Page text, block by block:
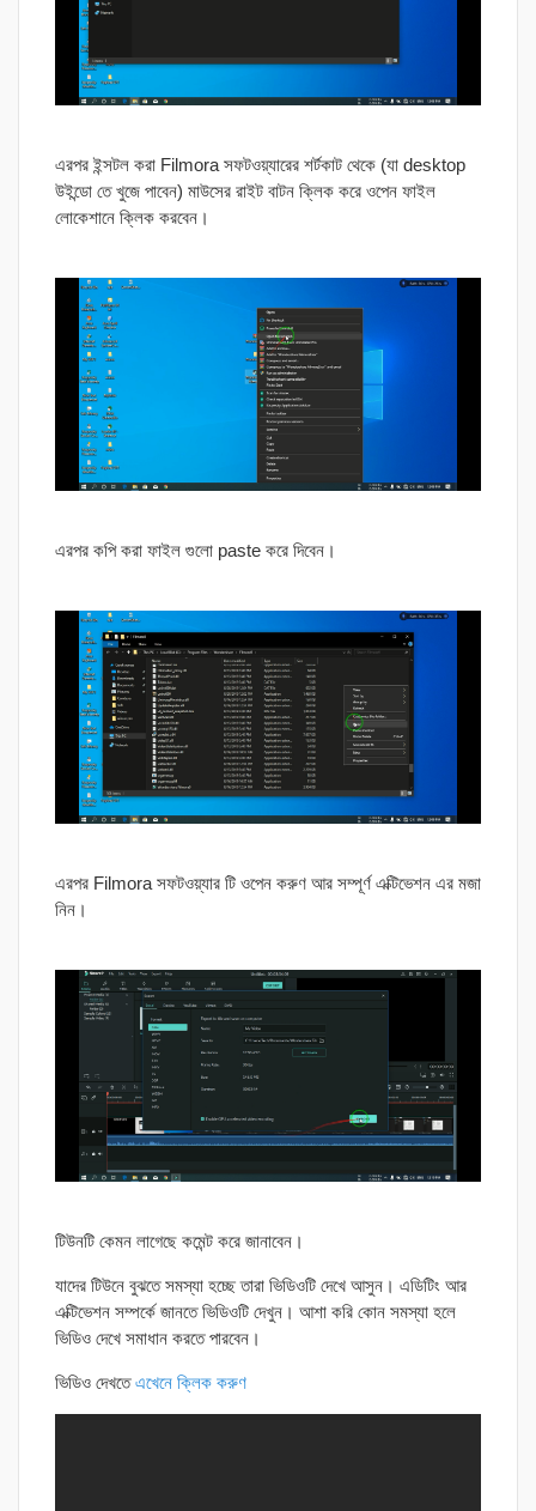
এরপর ইন্সটল করা Filmora সফটওয়্যারের শর্টকাট থেকে (যা desktop
উইন্ডো তে খুজে পাবেন) মাউসের রাইট বাটন ক্লিক করে ওপেন ফাইল
লোকেশানে ক্লিক করবেন।
এরপর কপি করা ফাইল গুলো paste করে দিবেন।
এরপর Filmora সফটওয়্যার টি ওপেন করুণ আর সম্পূর্ণ এক্টিভেশন এর মজা
নিন।
টিউনটি কেমন লাগেছে কমেন্ট করে জানাবেন।
যাদের টিউনে বুঝতে সমস্যা হচ্ছে তারা ভিডিওটি দেখে আসুন। এডিটিং আর
এক্টিভেশন সম্পর্কে জানতে ভিডিওটি দেখুন। আশা করি কোন সমস্যা হলে
ভিডিও দেখে সমাধান করতে পারবেন।
ভিডিও দেখতেএখেনে ক্লিক করুণ